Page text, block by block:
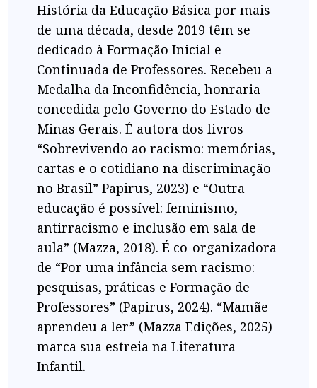
História da Educação Básica por mais
de uma década, desde 2019 têm se
dedicado à Formação Inicial e
Continuada de Professores. Recebeu a
Medalha da Inconfidência, honraria
concedida pelo Governo do Estado de
Minas Gerais. É autora dos livros
“Sobrevivendo ao racismo: memórias,
cartas e o cotidiano na discriminação
no Brasil” Papirus, 2023) e “Outra
educação é possível: feminismo,
antirracismo e inclusão em sala de
aula” (Mazza, 2018). É co-organizadora
de “Por uma infância sem racismo:
pesquisas, práticas e Formação de
Professores” (Papirus, 2024). “Mamãe
aprendeu a ler” (Mazza Edições, 2025)
marca sua estreia na Literatura
Infantil.